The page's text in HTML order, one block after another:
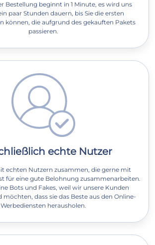
Bestellung beginnt in 1 Minute, es wird uns
paar Stunden dauern, bis Sie die ersten
können, die aufgrund des gekauften Pakets
passieren.
echte Nutzer
echten Nutzern zusammen, die gerne mit
für eine gute Belohnung zusammenarbeiten.
Bots und Fakes, weil wir unsere Kunden
möchten, dass sie das Beste aus den Online-
Werbediensten herausholen.